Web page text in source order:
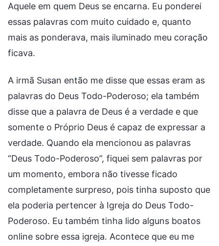
Aquele em quem Deus se encarna. Eu ponderei
essas palavras com muito cuidado e, quanto
mais as ponderava, mais iluminado meu coração
ficava.
A irmã Susan então me disse que essas eram as
palavras do Deus Todo-Poderoso; ela também
disse que a palavra de Deus é a verdade e que
somente o Próprio Deus é capaz de expressar a
verdade. Quando ela mencionou as palavras
“Deus Todo-Poderoso”, fiquei sem palavras por
um momento, embora não tivesse ficado
completamente surpreso, pois tinha suposto que
ela poderia pertencer à Igreja do Deus Todo-
Poderoso. Eu também tinha lido alguns boatos
online sobre essa igreja. Acontece que eu me